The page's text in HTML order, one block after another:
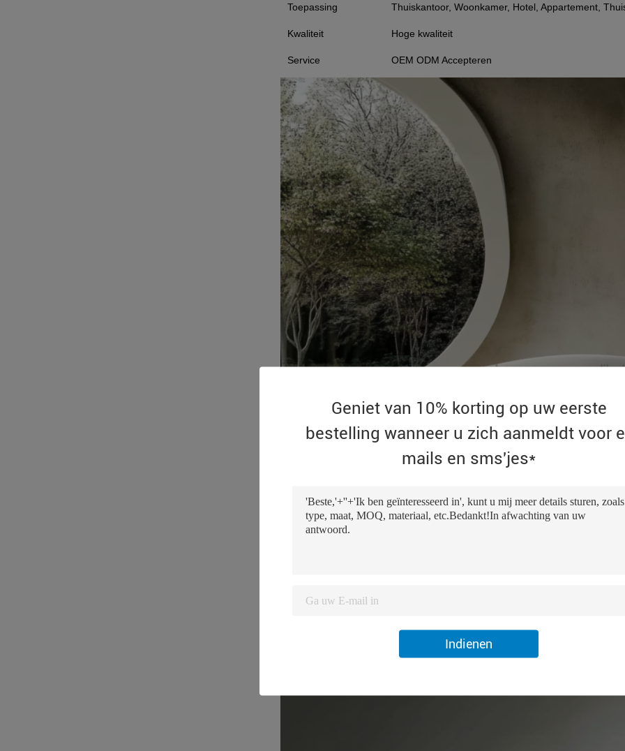
Toepassing Thuiskantoor, Woonkamer, Hotel, Appartement,
Kwaliteit Hoge kwaliteit
Service OEM ODM Accepteren
Geniet van 10% korting op uw eerste
bestelling wanneer u zich aanmeldt voor
mails en sms'jes*
Indienen